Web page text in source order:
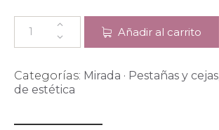
Añadir al carrito
Categorías: Mirada · Pestañas y cejas
de estética